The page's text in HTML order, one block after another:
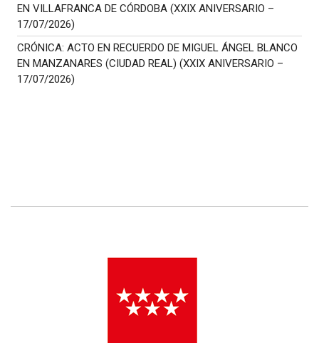
EN VILLAFRANCA DE CÓRDOBA (XXIX ANIVERSARIO –
17/07/2026)
CRÓNICA: ACTO EN RECUERDO DE MIGUEL ÁNGEL BLANCO
EN MANZANARES (CIUDAD REAL) (XXIX ANIVERSARIO –
17/07/2026)